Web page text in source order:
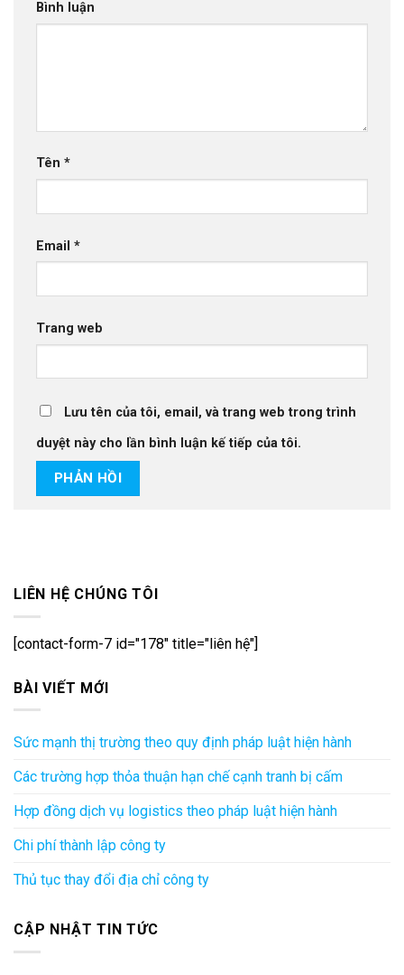
Bình luận
Tên *
Email *
Trang web
Lưu tên của tôi, email, và trang web trong trình
duyệt này cho lần bình luận kế tiếp của tôi.
LIÊN HỆ CHÚNG TÔI
[contact-form-7 id="178" title="liên hệ"]
BÀI VIẾT MỚI
Sức mạnh thị trường theo quy định pháp luật hiện hành
Các trường hợp thỏa thuận hạn chế cạnh tranh bị cấm
Hợp đồng dịch vụ logistics theo pháp luật hiện hành
Chi phí thành lập công ty
Thủ tục thay đổi địa chỉ công ty
CẬP NHẬT TIN TỨC